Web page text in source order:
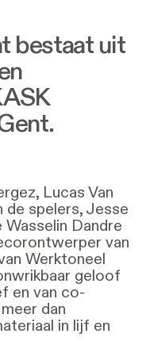
bestaat uit
Lucas Van
de spelers, Jesse
Dandre
van
Werktoneel
geloof
en van co-
dan
in lijf en